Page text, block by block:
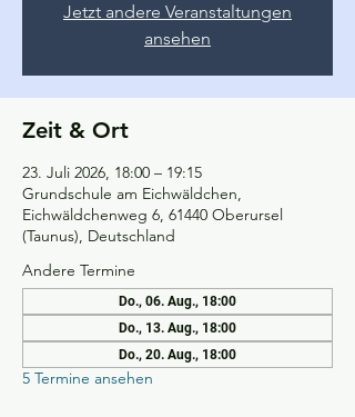
Jetzt andere Veranstaltungen
ansehen
Zeit & Ort
23. Juli 2026, 18:00 – 19:15
Grundschule am Eichwäldchen,
Eichwäldchenweg 6, 61440 Oberursel
(Taunus), Deutschland
Andere Termine
Do., 06. Aug., 18:00
Do., 13. Aug., 18:00
Do., 20. Aug., 18:00
5 Termine ansehen